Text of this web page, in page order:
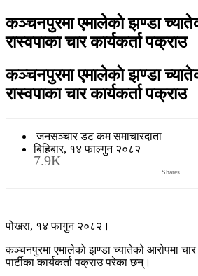
कञ्चनपुरमा एमालेकाे झण्डा
रास्वपाका चार कार्यकर्ता पक्राउ
कञ्चनपुरमा एमालेकाे झण्डा
रास्वपाका चार कार्यकर्ता पक्राउ
जनसञ्चार डट कम समाचारदाता
बिहिबार, १४ फाल्गुन २०८२
7.9K
Shares
पोखरा, १४ फागुन २०८२।
कञ्चनपुरमा एमालेकाे झण्डा च्यातेको आरोपमा चार
पार्टीका कार्यकर्ता पक्राउ परेका छन्।